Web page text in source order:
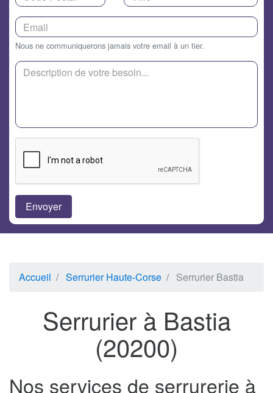
Nous ne communiquerons jamais votre email à un tier.
Accueil Serrurier Haute-Corse Serrurier Bastia
Serrurier à Bastia
(20200)
Nos services de serrurerie à